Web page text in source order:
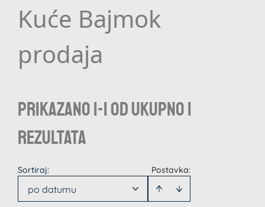
Kuće Bajmok
prodaja
Prikazano 1-1 od ukupno 1
rezultata
Postavka:
Sortiraj:
po datumu